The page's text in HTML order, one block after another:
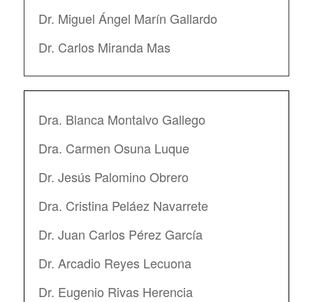
Dr. Miguel Ángel Marín Gallardo
Dr. Carlos Miranda Mas
Dra. Blanca Montalvo Gallego
Dra. Carmen Osuna Luque
Dr. Jesús Palomino Obrero
Dra. Cristina Peláez Navarrete
Dr. Juan Carlos Pérez García
Dr. Arcadio Reyes Lecuona
Dr. Eugenio Rivas Herencia